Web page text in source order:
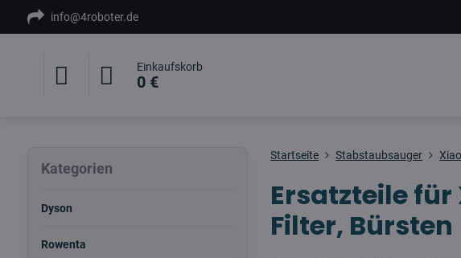
info@4roboter.de
Einkaufskorb
0 €
Startseite Stabstaubsauger
Ersatzteile
Filter, Bürsten
Kategorien
Dyson
Rowenta